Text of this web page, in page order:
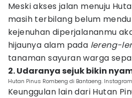
Meski akses jalan menuju
masih terbilang belum
kejenuhan diperjalananmu
hijaunya alam pada lereng-
tanaman sayuran warga
2. Udaranya sejuk bikin
Hutan Pinus Rombeng di Bantaeng.
Keunggulan lain dari Hutan